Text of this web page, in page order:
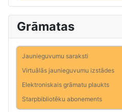
Grāmatas
Jaunieguvumu saraksti
Virtuālās jaunieguvumu izstādes
Elektroniskais grāmatu plaukts
Starpbibliotēku abonements